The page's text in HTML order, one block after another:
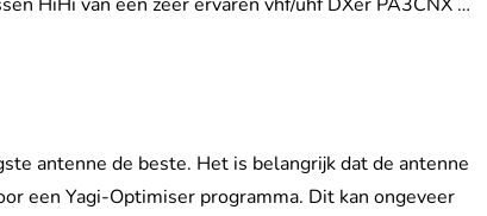
antenne de beste. Het is belangrijk dat de antenne
een Yagi-Optimiser programma. Dit kan ongeveer